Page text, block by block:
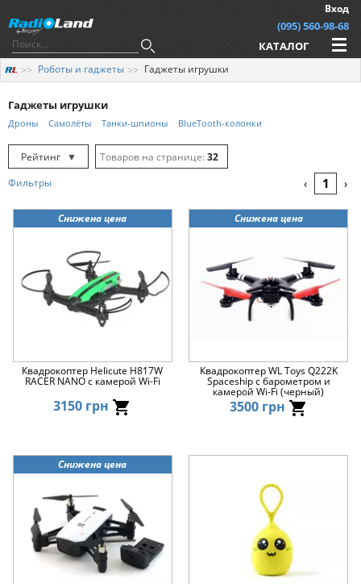
Вход
(095) 560-98-68
КАТАЛОГ
Роботы и гаджеты Гаджеты игрушки
Гаджеты игрушки
Дроны Самолёты Танки-шпионы BlueTooth-колонки
Рейтинг
▼
Рейтинг
Дата ▼
▲
Цена
32
Фильтры ‹ 1 ›
Снижена цена
Квадрокоптер Helicute H817W
RACER NANO с камерой Wi-Fi
3150 грн
Снижена цена
Квадрокоптер WL Toys Q222K
Spaceship с барометром и
камерой Wi-Fi (черный)
3500 грн
Снижена цена